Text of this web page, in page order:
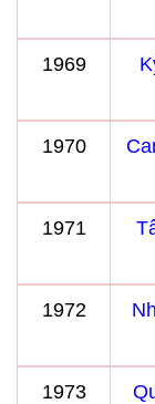
1969
1970
1971
1972
1973